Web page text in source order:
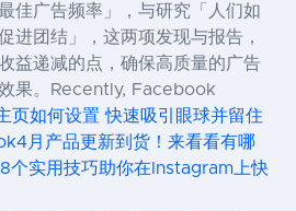
佳广告频率」，与研究「人们如
进团结」，这两项发现与报告，
益递减的点，确保高质量的广告
果。Recently, Facebook
页如何设置 快速吸引眼球并留住
月产品更新到货！来看看有哪
个实用技巧助你在Instagram上快